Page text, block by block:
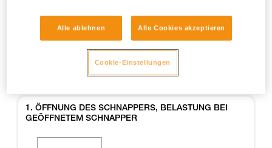
Beispiele von Risikosituationen in der Praxis
1. ÖFFNUNG DES SCHNAPPERS, BELASTUNG BEI
GEÖFFNETEM SCHNAPPER
Alle ablehnen Alle Cookies akzeptieren
Cookie-Einstellungen